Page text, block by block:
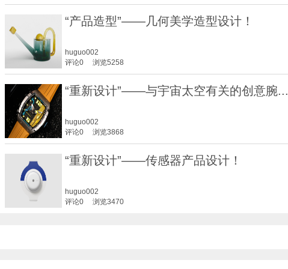
“产品造型”——几何美学造型设计！
huguo002
评论0
浏览5258
“重新设计”——与宇宙太空有关的创意腕...
huguo002
评论0
浏览3868
“重新设计”——传感器产品设计！
huguo002
评论0
浏览3470